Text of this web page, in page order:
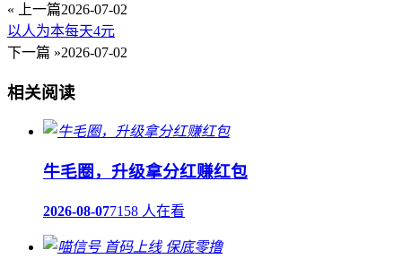
« 上一篇2026-07-02
以人为本每天4元
下一篇 »2026-07-02
相关阅读
牛毛圈，升级拿分红赚红包
2026-08-077158 人在看